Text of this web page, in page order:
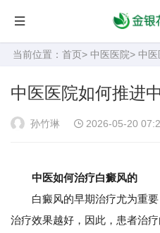
当前位置： 首页> 中医医院> 中医
中医医院如何推进
孙竹琳 2026-05-20
中医如何治疗白癜风的
白癜风的早期治疗尤为重要
治疗效果越好，因此，患者治